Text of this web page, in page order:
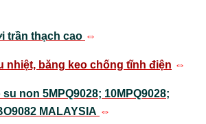
trần thạch cao ⇔
nhiệt, băng keo chống tĩnh điện ⇔
non 5MPQ9028; 10MPQ9028;
MALAYSIA ⇔